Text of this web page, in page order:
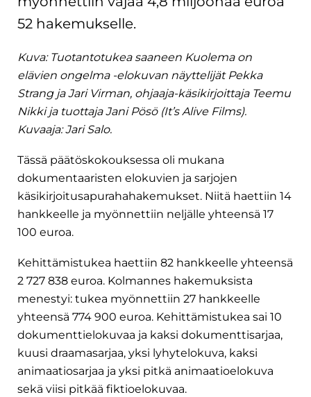
52 hakemukselle.
Kuva: Tuotantotukea saaneen Kuolema on
elävien ongelma -elokuvan näyttelijät Pekka
Strang ja Jari Virman, ohjaaja-käsikirjoittaja Teemu
Nikki ja tuottaja Jani Pösö (It’s Alive Films).
Kuvaaja: Jari Salo.
Tässä päätöskokouksessa oli mukana
dokumentaaristen elokuvien ja sarjojen
käsikirjoitusapurahahakemukset. Niitä haettiin 14
hankkeelle ja myönnettiin neljälle yhteensä 17
100 euroa.
Kehittämistukea haettiin 82 hankkeelle yhteensä
2 727 838 euroa. Kolmannes hakemuksista
menestyi: tukea myönnettiin 27 hankkeelle
yhteensä 774 900 euroa. Kehittämistukea sai 10
dokumenttielokuvaa ja kaksi dokumenttisarjaa,
kuusi draamasarjaa, yksi lyhytelokuva, kaksi
animaatiosarjaa ja yksi pitkä animaatioelokuva
sekä viisi pitkää fiktioelokuvaa.